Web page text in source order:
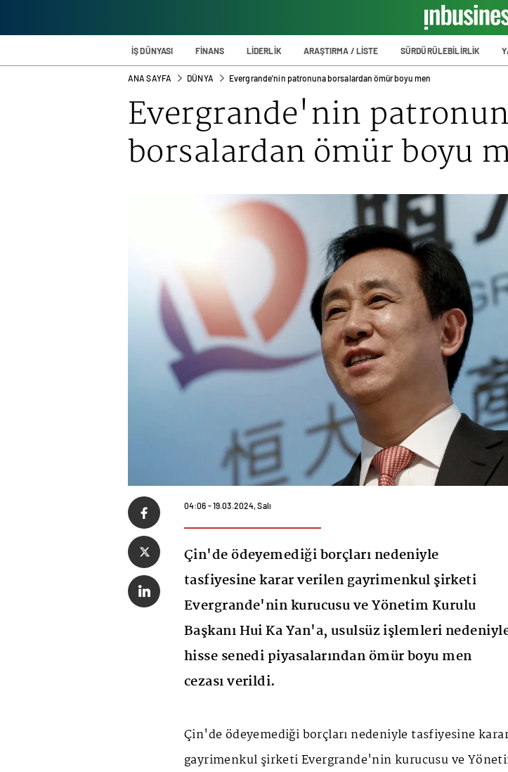
İŞ DÜNYASI FİNANS LİDERLİK ARAŞTIRMA / LİSTE SÜRDÜRÜLEBİLİRLİK
ANA SAYFA DÜNYA Evergrande'nin patronuna borsalardan ömür boyu men
Evergrande'nin
borsalardan ömür boyu
04:06 - 19.03.2024, Salı
Çin'de ödeyemediği borçları nedeniyle
tasfiyesine karar verilen gayrimenkul şirketi
Evergrande'nin kurucusu ve Yönetim Kurulu
Başkanı Hui Ka Yan'a, usulsüz işlemleri
hisse senedi piyasalarından ömür boyu men
cezası verildi.
Çin'de ödeyemediği borçları nedeniyle tasfiyesine
gayrimenkul şirketi Evergrande'nin kurucusu ve